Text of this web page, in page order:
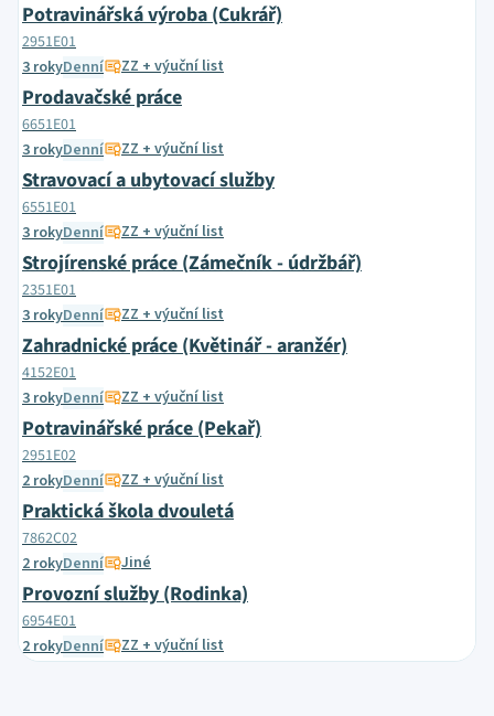
Potravinářská výroba (Cukrář)
2951E01
3 rokyDenní ZZ + výuční list
Prodavačské práce
6651E01
3 rokyDenní ZZ + výuční list
Stravovací a ubytovací služby
6551E01
3 rokyDenní ZZ + výuční list
Strojírenské práce (Zámečník - údržbář)
2351E01
3 rokyDenní ZZ + výuční list
Zahradnické práce (Květinář - aranžér)
4152E01
3 rokyDenní ZZ + výuční list
Potravinářské práce (Pekař)
2951E02
2 rokyDenní ZZ + výuční list
Praktická škola dvouletá
7862C02
2 rokyDenní Jiné
Provozní služby (Rodinka)
6954E01
2 rokyDenní ZZ + výuční list